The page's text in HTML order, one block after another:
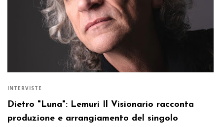
INTERVISTE
Dietro "Luna": Lemuri Il Visionario racconta
produzione e arrangiamento del singolo